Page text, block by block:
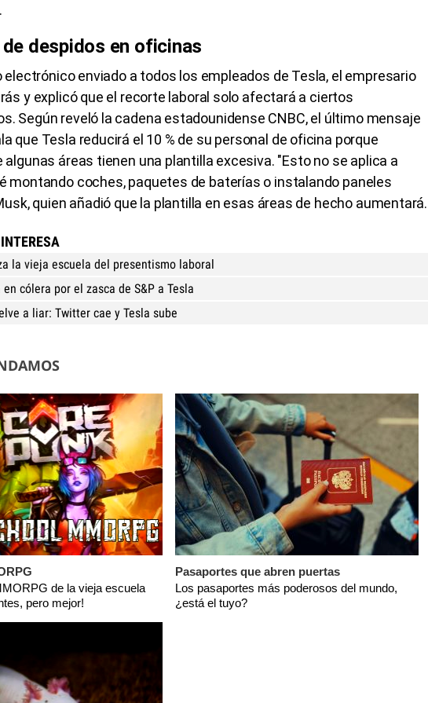
despidos en oficinas
electrónico enviado a todos los empleados de Tesla, el empresario
y explicó que el recorte laboral solo afectará a ciertos
Según reveló la cadena estadounidense CNBC, el último mensaje
que Tesla reducirá el 10 % de su personal de oficina porque
algunas áreas tienen una plantilla excesiva. "Esto no se aplica a
montando coches, paquetes de baterías o instalando paneles
quien añadió que la plantilla en esas áreas de hecho aumentará.
la vieja escuela del presentismo laboral
cólera por el zasca de S&P a Tesla
a liar: Twitter cae y Tesla sube
de la vieja escuela
pero mejor!
Pasaportes que abren puertas
Los pasaportes más poderosos del mundo,
¿está el tuyo?